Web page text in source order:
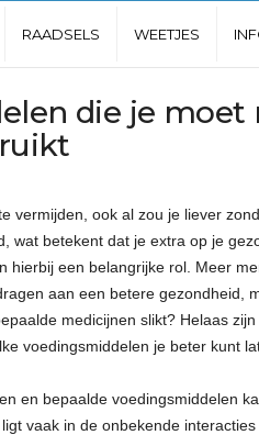
RAADSELS WEETJES
die je moet
vermijden, ook al zou je liever
wat betekent dat je extra op je
hierbij een belangrijke rol. Meer
aan een betere gezondheid,
medicijnen slikt? Helaas
voedingsmiddelen je beter kunt
en bepaalde voedingsmiddelen
vaak in de onbekende